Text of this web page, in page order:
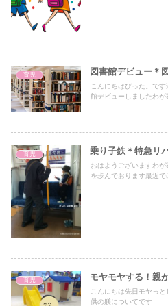
育児 図書館デビュー＊
こんにちはびった。で
館デビューしましたわが
育児 乗り子鉄＊特急リ
おはようございますわ
を歩んでおります最近で
育児 モヤモヤする！親
こんにちは先日モヤっ
供の躾についてです